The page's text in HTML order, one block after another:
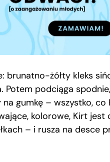
brunatno-żółty kleks
Potem podciąga spodnie,
gumkę – wszystko, co
kolorowe, Kirt jest
– i rusza na desce